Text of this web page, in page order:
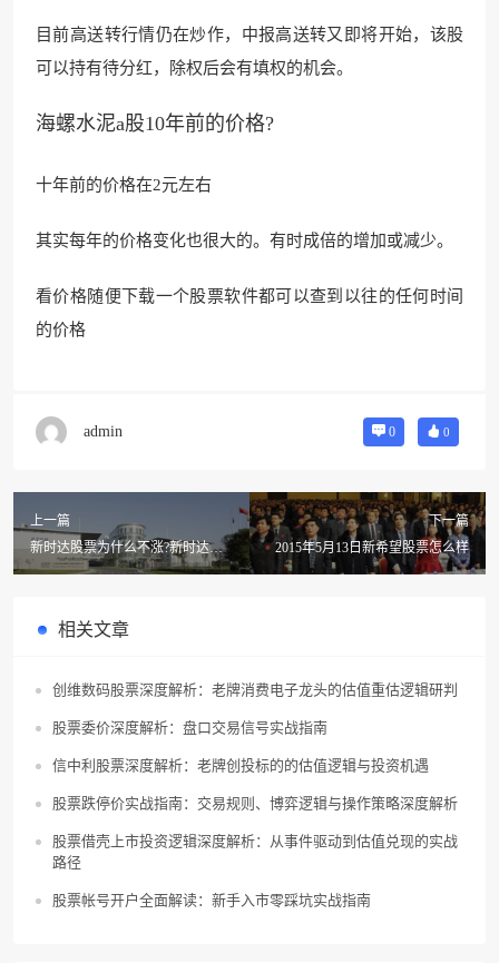
目前高送转行情仍在炒作，中报高送转又即将开始，该股
可以持有待分红，除权后会有填权的机会。
海螺水泥a股10年前的价格?
十年前的价格在2元左右
其实每年的价格变化也很大的。有时成倍的增加或减少。
看价格随便下载一个股票软件都可以查到以往的任何时间
的价格
admin 0 0
上一篇
新时达股票为什么不涨?新时达股
票上市是多少
下一篇
2015年5月13日新希望股票怎么样
相关文章
创维数码股票深度解析：老牌消费电子龙头的估值重估逻辑研判
股票委价深度解析：盘口交易信号实战指南
信中利股票深度解析：老牌创投标的的估值逻辑与投资机遇
股票跌停价实战指南：交易规则、博弈逻辑与操作策略深度解析
股票借壳上市投资逻辑深度解析：从事件驱动到估值兑现的实战
路径
股票帐号开户全面解读：新手入市零踩坑实战指南